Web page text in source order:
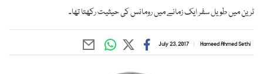
ٹرین میں طویل سفر ایک زمانے میں رومانس کی حیثیت رکھتا تھا۔
Hameed Ahmed Sethi
July 23, 2017